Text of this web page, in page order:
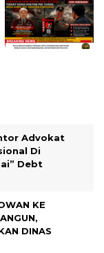
Advokat
Di
Debt
KE
DINAS